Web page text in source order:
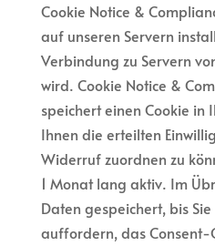
Cookie Notice &
auf unseren Servern
Verbindung zu Servern
wird. Cookie Notice &
speichert einen Cookie in
Ihnen die erteilten
Widerruf zuordnen zu
1 Monat lang aktiv. Im
Daten gespeichert, bis Sie
auffordern, das Consent-